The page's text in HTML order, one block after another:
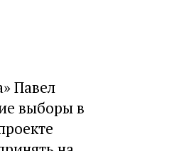
Павел
выборы в